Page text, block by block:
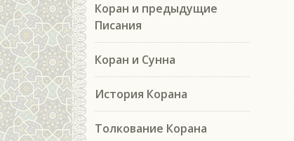
Коран и предыдущие
Писания
Коран и Сунна
История Корана
Толкование Корана